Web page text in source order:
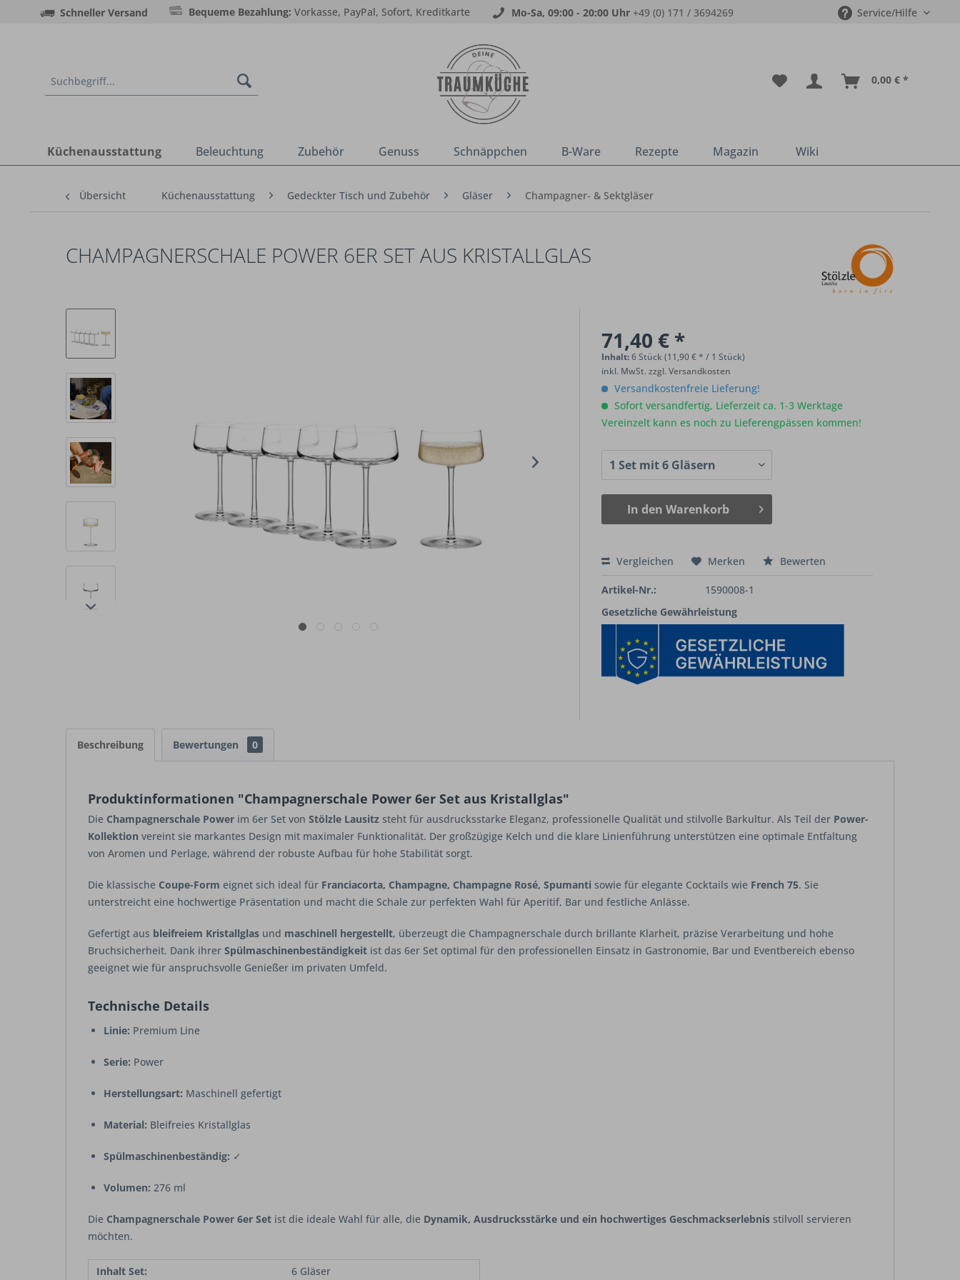
Schneller Versand Bequeme Bezahlung: Vorkasse, PayPal, Sofort, Kreditkarte Mo-Sa, 09:00 - 20:00 Uhr +49 (0) 171 / 3694269 Service/Hilfe
0,00 € *
Küchenausstattung Beleuchtung Zubehör Genuss Schnäppchen B-Ware Rezepte Magazin Wiki
Übersicht Küchenausstattung Gedeckter Tisch und Zubehör Gläser Champagner- & Sektgläser
CHAMPAGNERSCHALE POWER 6ER SET AUS KRISTALLGLAS
71,40 € *
Inhalt:6 Stück (11,90 € * / 1 Stück)
inkl. MwSt.zzgl. Versandkosten
Versandkostenfreie Lieferung!
Sofort versandfertig, Lieferzeit ca. 1-3 Werktage
Vereinzelt kann es noch zu Lieferengpässen kommen!
In den Warenkorb
Vergleichen Merken Bewerten
Artikel-Nr.:
1590008-1
Gesetzliche Gewährleistung
Beschreibung Bewertungen 0
Produktinformationen "Champagnerschale Power 6er Set aus Kristallglas"
Die Champagnerschale Power im 6er Set von Stölzle Lausitz steht für ausdrucksstarke Eleganz, professionelle Qualität und stilvolle Barkultur. Als Teil der Power-
Kollektion vereint sie markantes Design mit maximaler Funktionalität. Der großzügige Kelch und die klare Linienführung unterstützen eine optimale Entfaltung
von Aromen und Perlage, während der robuste Aufbau für hohe Stabilität sorgt.
Die klassische Coupe-Form eignet sich ideal für Franciacorta, Champagne, Champagne Rosé, Spumanti sowie für elegante Cocktails wie French 75. Sie
unterstreicht eine hochwertige Präsentation und macht die Schale zur perfekten Wahl für Aperitif, Bar und festliche Anlässe.
Gefertigt aus bleifreiem Kristallglas und maschinell hergestellt, überzeugt die Champagnerschale durch brillante Klarheit, präzise Verarbeitung und hohe
Bruchsicherheit. Dank ihrer Spülmaschinenbeständigkeit ist das 6er Set optimal für den professionellen Einsatz in Gastronomie, Bar und Eventbereich ebenso
geeignet wie für anspruchsvolle Genießer im privaten Umfeld.
Technische Details
Linie: Premium Line
Serie: Power
Herstellungsart: Maschinell gefertigt
Material: Bleifreies Kristallglas
Spülmaschinenbeständig: ✓
Volumen: 276 ml
Die Champagnerschale Power 6er Set ist die ideale Wahl für alle, die Dynamik, Ausdrucksstärke und ein hochwertiges Geschmackserlebnis stilvoll servieren
möchten.
Inhalt Set:
6 Gläser